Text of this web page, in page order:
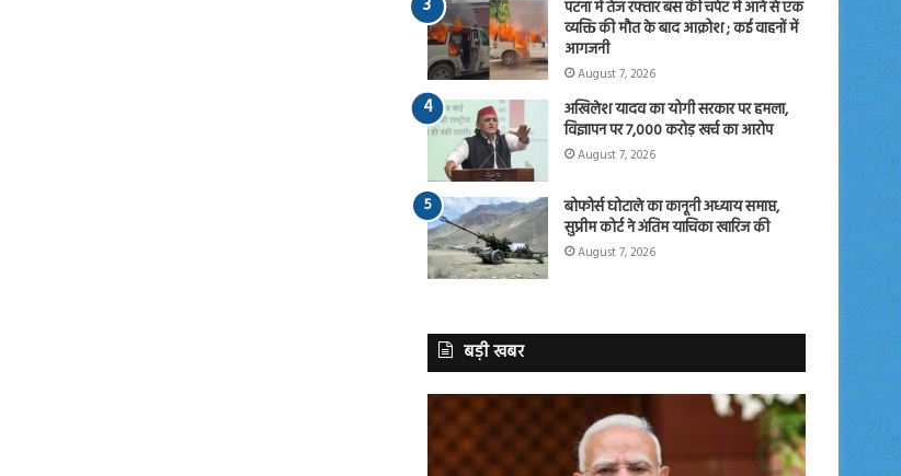
पटना में तेज रफ्तार बस की चपेट में आने से एक
व्यक्ति की मौत के बाद आक्रोश ; कई वाहनों में
आगजनी
August 7, 2026
अखिलेश यादव का योगी सरकार पर हमला,
विज्ञापन पर 7,000 करोड़ खर्च का आरोप
August 7, 2026
बोफोर्स घोटाले का कानूनी अध्याय समाप्त,
सुप्रीम कोर्ट ने अंतिम याचिका खारिज की
August 7, 2026
बड़ी खबर